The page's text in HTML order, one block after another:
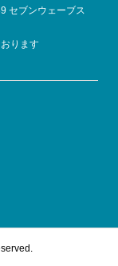
セブンウェーブス
ります